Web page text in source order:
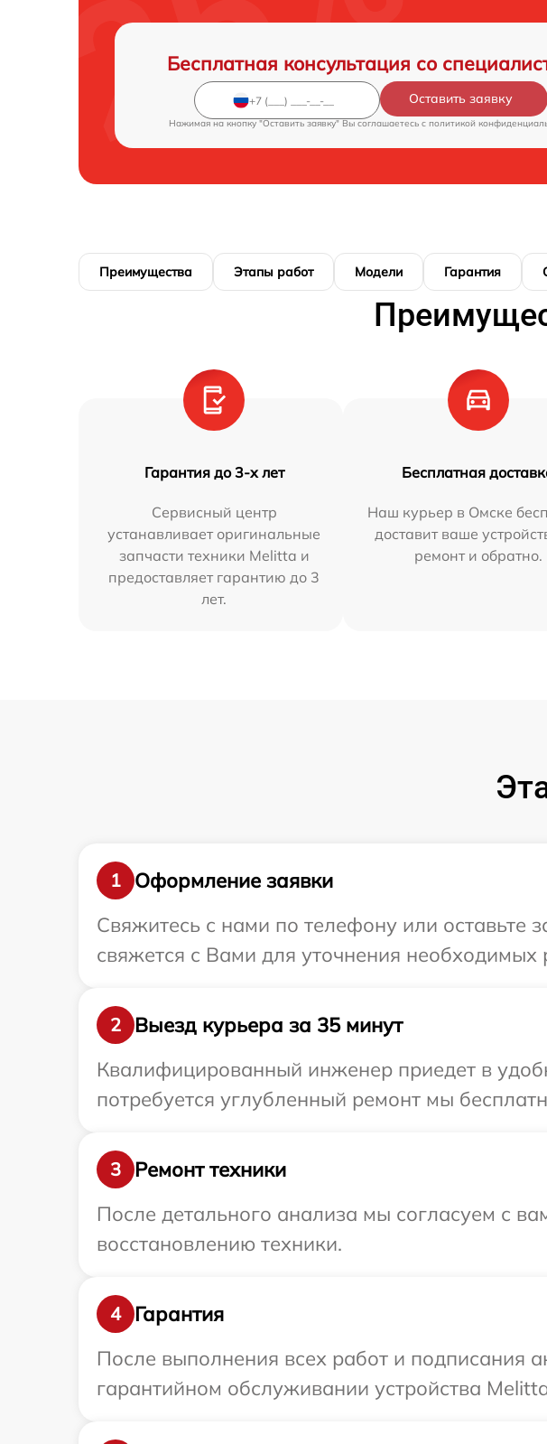
Бесплатная консультация со
Оставить заявку
Нажимая на кнопку "Оставить заявку" Вы соглашаетесь c политикой
Преимущества Этапы работ Модели Гарантия
Гарантия до 3-х лет
Сервисный центр
устанавливает оригинальные
запчасти техники Melitta и
предоставляет гарантию до 3
лет.
Бесплатная
Наш курьер в Омске
доставит ваше
ремонт и обратно.
1
Оформление заявки
Свяжитесь с нами по телефону или оставьте
свяжется с Вами для уточнения
2
Выезд курьера за 35 минут
Квалифицированный инженер приедет в
потребуется углубленный ремонт мы
3
Ремонт техники
После детального анализа мы согласуем с
восстановлению техники.
4
Гарантия
После выполнения всех работ и подписания
гарантийном обслуживании устройства